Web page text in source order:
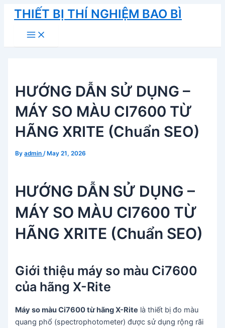
Skip
content
THIẾT BỊ THÍ NGHIỆM BAO BÌ
Main
Menu
HƯỚNG DẪN SỬ DỤNG –
MÁY SO MÀU CI7600 TỪ
HÃNG XRITE (Chuẩn SEO)
Byadmin/ May 21, 2026
HƯỚNG DẪN SỬ DỤNG –
MÁY SO MÀU CI7600 TỪ
HÃNG XRITE (Chuẩn SEO)
Giới thiệu máy so màu Ci7600
của hãng X-Rite
Máy so màu Ci7600 từ hãng X-Rite là thiết bị đo màu
quang phổ (spectrophotometer) được sử dụng rộng rãi